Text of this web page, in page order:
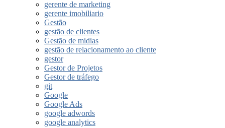
gerente de marketing
gerente imobiliario
Gestão
gestão de clientes
Gestão de midias
gestão de relacionamento ao cliente
gestor
Gestor de Projetos
Gestor de tráfego
git
Google
Google Ads
google adwords
google analytics